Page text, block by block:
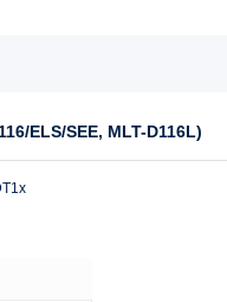
ELS/SEE, MLT-D116L)